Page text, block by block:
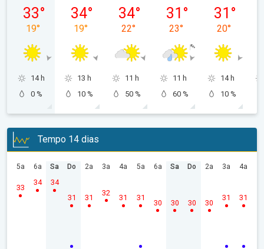
33°
19°
14 h
0 %
34°
19°
13 h
10 %
34°
22°
11 h
50 %
31 °
23°
11 h
60 %
31 °
20°
14 h
10 %
Tempo 14 dias
5a
33
6a
34
Sa
34
Do
31
2a
31
3a
32
4a
31
5a
31
6a
30
Sa
30
Do
30
2a
30
3a
31
4a
31